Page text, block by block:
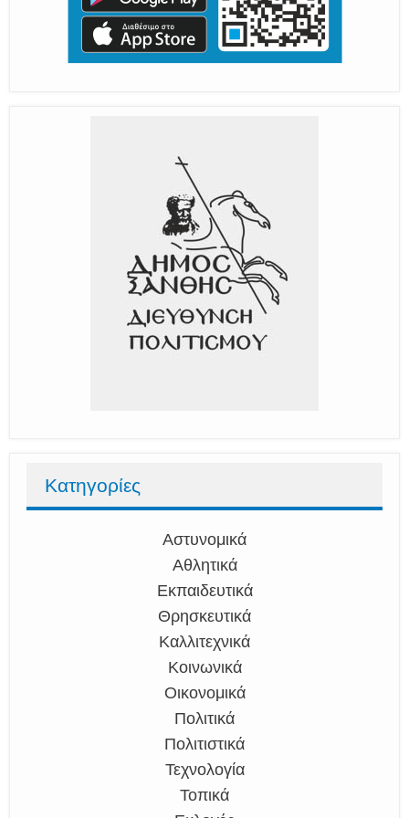
Κατηγορίες
Αστυνομικά
Αθλητικά
Εκπαιδευτικά
Θρησκευτικά
Καλλιτεχνικά
Κοινωνικά
Οικονομικά
Πολιτικά
Πολιτιστικά
Τεχνολογία
Τοπικά